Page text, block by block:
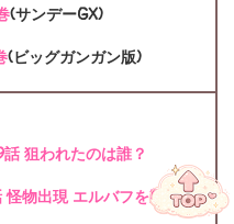
(サンデーGX)
(ビッグガンガン版)
狙われたのは誰？
怪物出現 エルバフを襲う〝こ